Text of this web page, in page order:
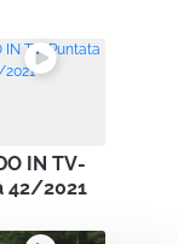
IN TV-
42/2021